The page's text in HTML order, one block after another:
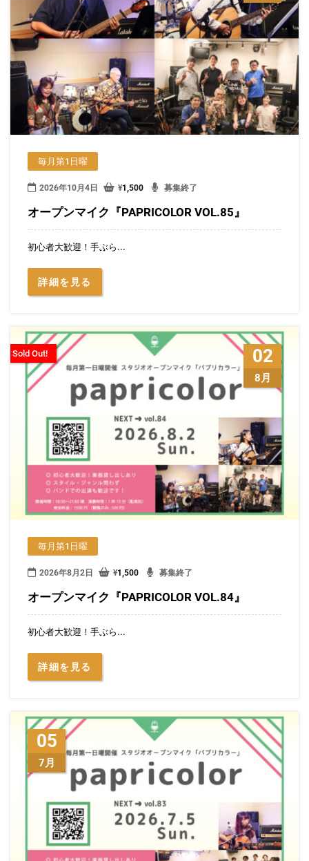
毎月第1日曜
2026年10月4日 ¥1,500 募集終了
オープンマイク『PAPRICOLOR VOL.85』
初心者大歓迎！手ぶら...
詳細を見る
02
8月
Sold Out!
毎月第1日曜
2026年8月2日 ¥1,500 募集終了
オープンマイク『PAPRICOLOR VOL.84』
初心者大歓迎！手ぶら...
詳細を見る
05
7月